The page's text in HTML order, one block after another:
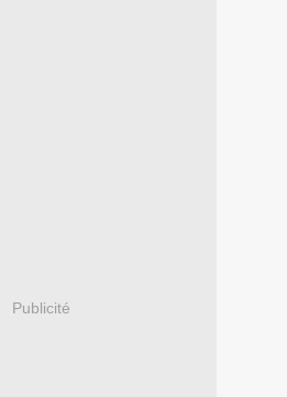
Publicité